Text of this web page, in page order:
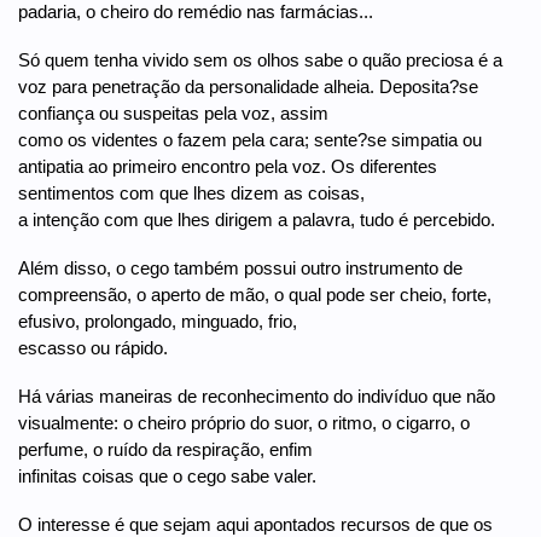
padaria, o cheiro do remédio nas farmácias...
Só quem tenha vivido sem os olhos sabe o quão preciosa é a
voz para penetração da personalidade alheia. Deposita?se
confiança ou suspeitas pela voz, assim
como os videntes o fazem pela cara; sente?se simpatia ou
antipatia ao primeiro encontro pela voz. Os diferentes
sentimentos com que lhes dizem as coisas,
a intenção com que lhes dirigem a palavra, tudo é percebido.
Além disso, o cego também possui outro instrumento de
compreensão, o aperto de mão, o qual pode ser cheio, forte,
efusivo, prolongado, minguado, frio,
escasso ou rápido.
Há várias maneiras de reconhecimento do indivíduo que não
visualmente: o cheiro próprio do suor, o ritmo, o cigarro, o
perfume, o ruído da respiração, enfim
infinitas coisas que o cego sabe valer.
O interesse é que sejam aqui apontados recursos de que os